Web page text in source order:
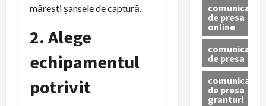
mărești șansele de captură.
2. Alege
echipamentul
potrivit
comunicat
de presa
online
comunicate
de presa
comunicate
de presa
granturi